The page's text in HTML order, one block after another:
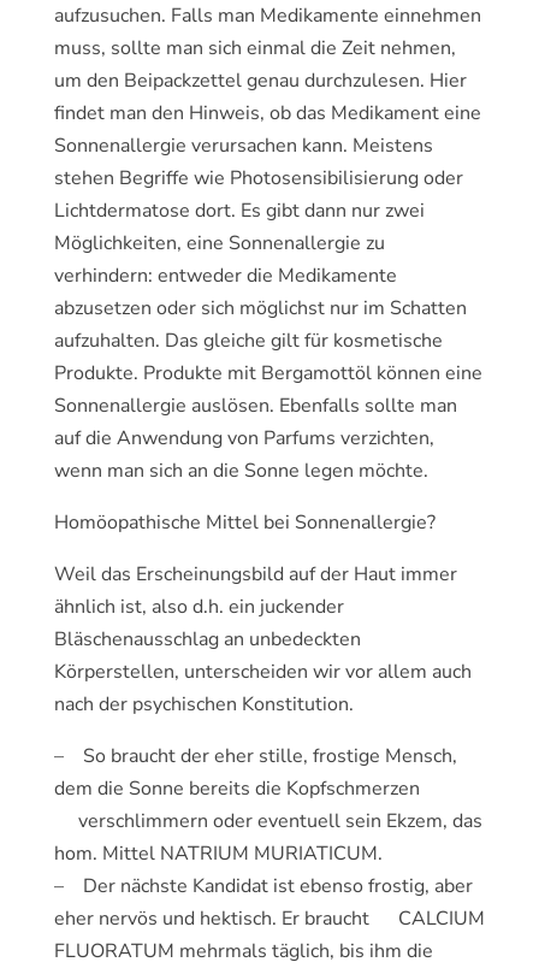
aufzusuchen. Falls man Medikamente einnehmen
muss, sollte man sich einmal die Zeit nehmen,
um den Beipackzettel genau durchzulesen. Hier
findet man den Hinweis, ob das Medikament eine
Sonnenallergie verursachen kann. Meistens
stehen Begriffe wie Photosensibilisierung oder
Lichtdermatose dort. Es gibt dann nur zwei
Möglichkeiten, eine Sonnenallergie zu
verhindern: entweder die Medikamente
abzusetzen oder sich möglichst nur im Schatten
aufzuhalten. Das gleiche gilt für kosmetische
Produkte. Produkte mit Bergamottöl können eine
Sonnenallergie auslösen. Ebenfalls sollte man
auf die Anwendung von Parfums verzichten,
wenn man sich an die Sonne legen möchte.
Homöopathische Mittel bei Sonnenallergie?
Weil das Erscheinungsbild auf der Haut immer
ähnlich ist, also d.h. ein juckender
Bläschenausschlag an unbedeckten
Körperstellen, unterscheiden wir vor allem auch
nach der psychischen Konstitution.
– So braucht der eher stille, frostige Mensch,
dem die Sonne bereits die Kopfschmerzen
verschlimmern oder eventuell sein Ekzem, das
hom. Mittel NATRIUM MURIATICUM.
– Der nächste Kandidat ist ebenso frostig, aber
eher nervös und hektisch. Er braucht CALCIUM
FLUORATUM mehrmals täglich, bis ihm die